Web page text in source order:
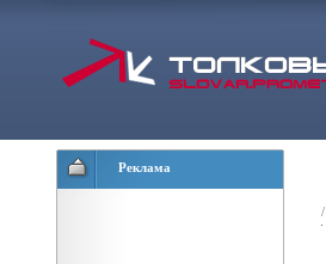
Реклама
/